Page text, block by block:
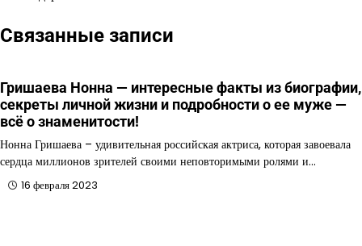
Связанные записи
Гришаева Нонна — интересные факты из биографии,
секреты личной жизни и подробности о ее муже —
всё о знаменитости!
Нонна Гришаева – удивительная российская актриса, которая завоевала
сердца миллионов зрителей своими неповторимыми ролями и…
16 февраля 2023